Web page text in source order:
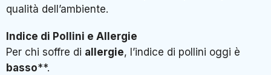
qualità dell’ambiente.
Indice di Pollini e Allergie
Per chi soffre di allergie, l’indice di pollini oggi è
basso**.